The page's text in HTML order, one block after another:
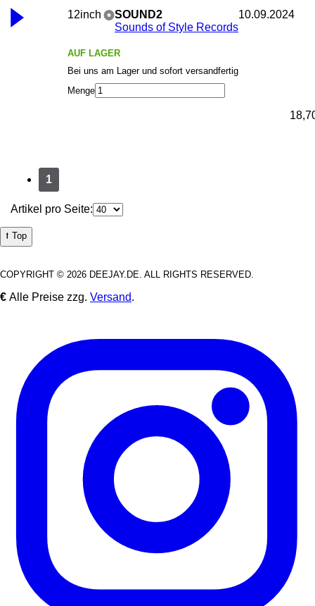
12inch
SOUND2
Sounds of Style Records
10.09.2024
AUF LAGER
Bei uns am Lager und sofort versandfertig
Menge
1
Artikel pro Seite:
⭡ Top
COPYRIGHT © 2026 DEEJAY.DE. ALL RIGHTS RESERVED.
€ Alle Preise zzg. Versand.